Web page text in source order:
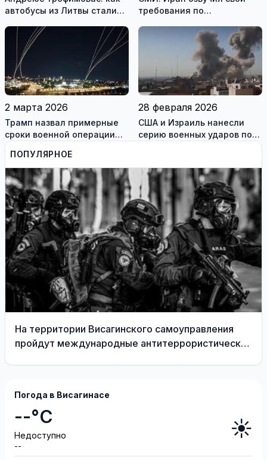
автобусы из Литвы стали
охваченного огнём
Мариуполя (фотогалерея)
требования по
2 марта 2026
Трамп назвал примерные
сроки военной операции
против Ирана
28 февраля 2026
США и Израиль нанесли
серию военных ударов по
ПОПУЛЯРНОЕ
На территории Висагинского самоуправления
пройдут международные антитеррористические
Погода в Висагинасе
--°C
Недоступно
--
☀️